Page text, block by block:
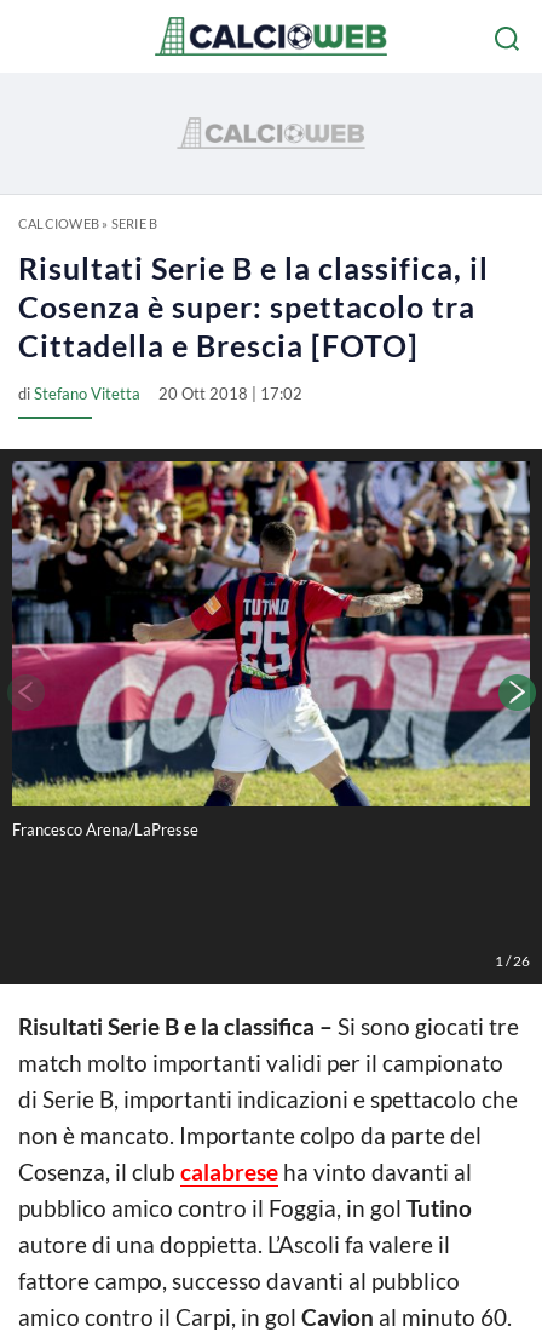
CALCIOWEB» SERIE B
Risultati Serie B e la classifica, il
Cosenza è super: spettacolo tra
Cittadella e Brescia [FOTO]
diStefano Vitetta 20 Ott 2018 | 17:02
Francesco Arena/LaPresse
1 /26
Risultati Serie B e la classifica – Si sono giocati tre
match molto importanti validi per il campionato
di Serie B, importanti indicazioni e spettacolo che
non è mancato. Importante colpo da parte del
Cosenza, il club calabrese ha vinto davanti al
pubblico amico contro il Foggia, in gol Tutino
autore di una doppietta. L’Ascoli fa valere il
fattore campo, successo davanti al pubblico
amico contro il Carpi, in gol Cavion al minuto 60.